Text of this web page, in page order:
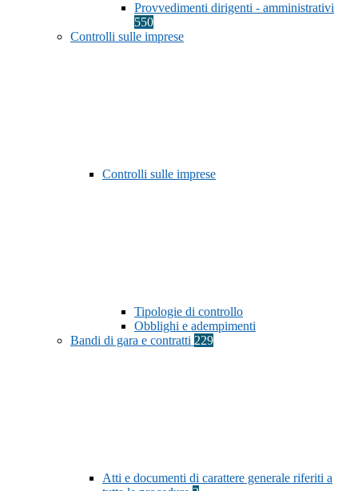
Provvedimenti dirigenti - amministrativi
550
Controlli sulle imprese
Controlli sulle imprese
Tipologie di controllo
Obblighi e adempimenti
Bandi di gara e contratti 229
Atti e documenti di carattere generale riferiti a